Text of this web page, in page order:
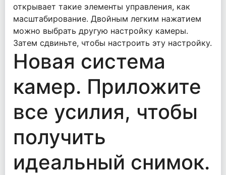
открывает такие элементы управления, как
масштабирование. Двойным легким нажатием
можно выбрать другую настройку камеры.
Затем сдвиньте, чтобы настроить эту настройку.
Новая система
камер. Приложите
все усилия, чтобы
получить
идеальный снимок.